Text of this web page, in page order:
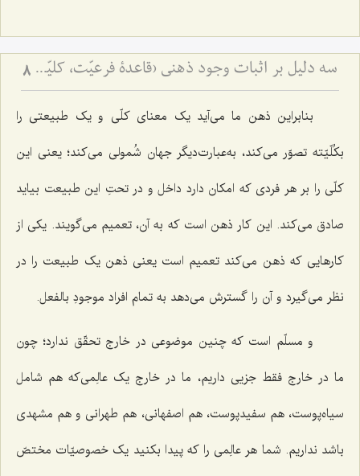
سه دلیل بر اثبات وجود ذهنی (قاعدۀ فرعیّت، کلیّت و صرف‌الحقیقة) - ردّ نظریّۀ اضافۀ متکلّمین با توسّل به ادلّۀ سه‌گانه 8
بنابراین ذهن ما می‌آید یک معنای کلّی و یک طبیعتی را
بکُلّیّته تصوّر می‌کند، به‌عبارت‌دیگر جهان شُمولی می‌کند؛ یعنی این
کلّی را بر هر فردی که امکان دارد داخل و در تحتِ این طبیعت بیاید
صادق می‌کند. این کار ذهن است که به آن، تعمیم می‌گویند. یکی از
کارهایی که ذهن می‌کند تعمیم است یعنی ذهن یک طبیعت را در
نظر می‌گیرد و آن را گسترش می‌دهد به تمام افراد موجودِ بالفعل.
و مسلّم است که چنین موضوعی در خارج تحقّق ندارد؛ چون
ما در خارج فقط جزیی داریم، ما در خارج یک عالِمی‌که هم شامل
سیاه‌پوست، هم سفیدپوست، هم اصفهانی، هم طهرانی و هم مشهدی
باشد نداریم. شما هر عالِمی را که پیدا بکنید یک خصوصیّات مختصّ